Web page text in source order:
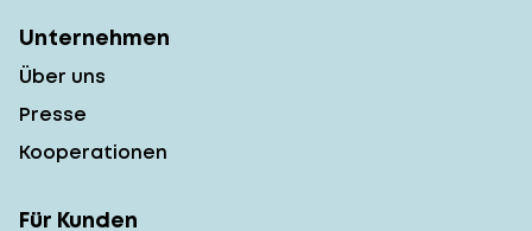
Unternehmen
Über uns
Presse
Kooperationen
Für Kunden